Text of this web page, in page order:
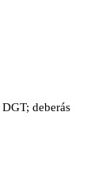
DGT; deberás